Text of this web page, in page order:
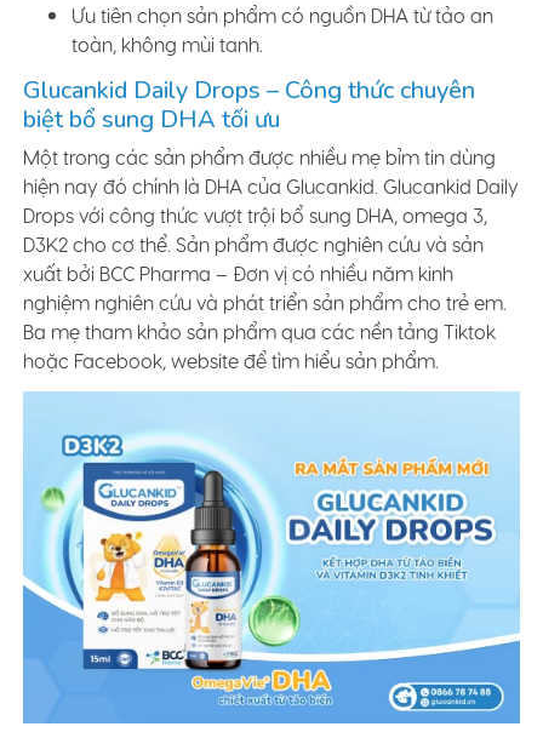
Ưu tiên chọn sản phẩm có nguồn DHA từ tảo an
toàn, không mùi tanh.
Glucankid Daily Drops – Công thức chuyên
biệt bổ sung DHA tối ưu
Một trong các sản phẩm được nhiều mẹ bỉm tin dùng
hiện nay đó chính là DHA của Glucankid. Glucankid Daily
Drops với công thức vượt trội bổ sung DHA, omega 3,
D3K2 cho cơ thể. Sản phẩm được nghiên cứu và sản
xuất bởi BCC Pharma – Đơn vị có nhiều năm kinh
nghiệm nghiên cứu và phát triển sản phẩm cho trẻ em.
Ba mẹ tham khảo sản phẩm qua các nền tảng Tiktok
hoặc Facebook, website để tìm hiểu sản phẩm.